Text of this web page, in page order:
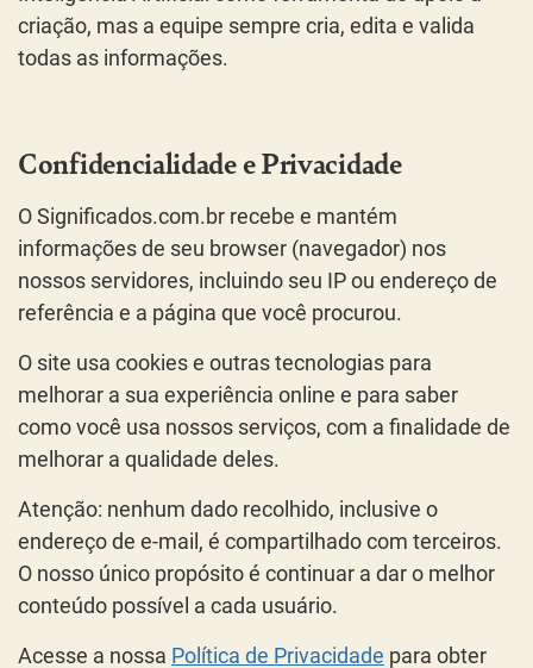
criação, mas a equipe sempre cria, edita e valida
todas as informações.
Confidencialidade e Privacidade
O Significados.com.br recebe e mantém
informações de seu browser (navegador) nos
nossos servidores, incluindo seu IP ou endereço de
referência e a página que você procurou.
O site usa cookies e outras tecnologias para
melhorar a sua experiência online e para saber
como você usa nossos serviços, com a finalidade de
melhorar a qualidade deles.
Atenção: nenhum dado recolhido, inclusive o
endereço de e-mail, é compartilhado com terceiros.
O nosso único propósito é continuar a dar o melhor
conteúdo possível a cada usuário.
Acesse a nossa Política de Privacidade para obter